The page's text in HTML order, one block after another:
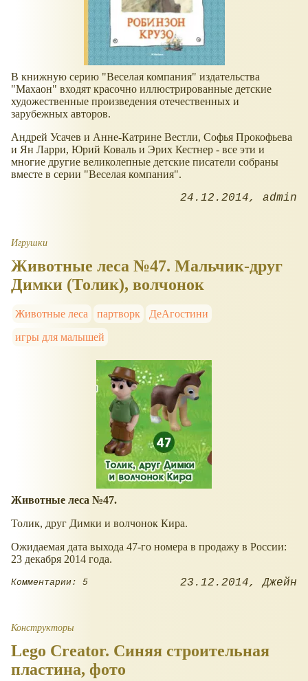
В книжную серию "Веселая компания" издательства
"Махаон" входят красочно иллюстрированные детские
художественные произведения отечественных и
зарубежных авторов.
Андрей Усачев и Анне-Катрине Вестли, Софья Прокофьева
и Ян Ларри, Юрий Коваль и Эрих Кестнер - все эти и
многие другие великолепные детские писатели собраны
вместе в серии "Веселая компания".
24.12.2014 admin
Игрушки
Животные леса №47. Мальчик-друг
Димки (Толик), волчонок
Животные леса партворк
ДеАгостини
игры для малышей
Животные леса №47.
Толик, друг Димки и волчонок Кира.
Ожидаемая дата выхода 47-го номера в продажу в России:
23 декабря 2014 года.
Комментарии: 5 23.12.2014 Джейн
Конструкторы
Lego Creator. Синяя строительная
пластина, фото